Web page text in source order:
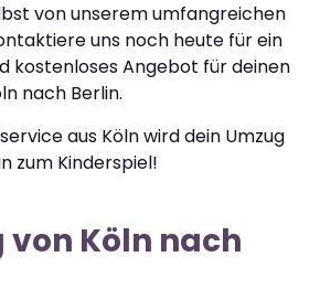
von unserem umfangreichen
uns noch heute für ein
kostenloses Angebot für deinen
nach Berlin.
aus Köln wird dein Umzug
zum Kinderspiel!
Köln nach